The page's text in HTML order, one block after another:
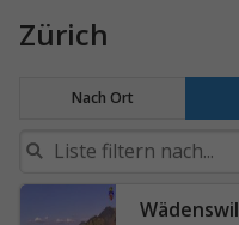
Zürich
Nach Ort
Wädenswil